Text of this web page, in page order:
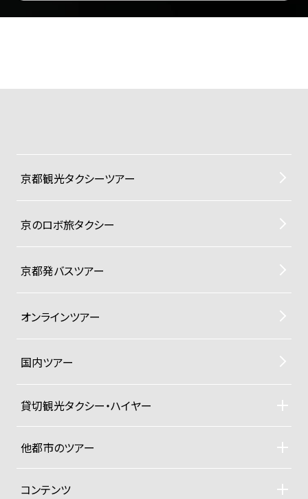
京都観光タクシーツアー
京のロボ旅タクシー
京都発バスツアー
オンラインツアー
国内ツアー
貸切観光タクシー・ハイヤー
貸切観光タクシー・ハイヤーTOP
車両ラインナップと料金
他都市のツアー
札幌観光タクシーツアー
東京観光タクシーツアー
コンテンツ